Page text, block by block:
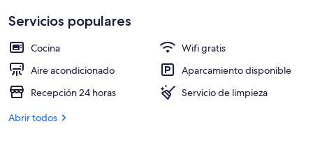
Suite, 1 habitación, balcón | Cortinas
Servicios populares
Cocina
Wifi gratis
Aire acondicionado
Aparcamiento disponible
Recepción 24 horas
Servicio de limpieza
Abrir todos